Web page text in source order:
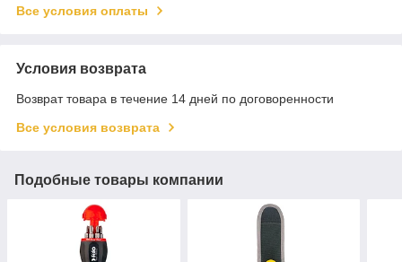
Все условия оплаты
Условия возврата
Возврат товара в течение 14 дней по договоренности
Все условия возврата
Подобные товары компании